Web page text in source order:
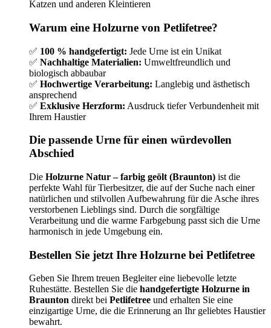
Katzen und anderen Kleintieren
Warum eine Holzurne von Petlifetree?
✅ 100 % handgefertigt: Jede Urne ist ein Unikat
✅ Nachhaltige Materialien: Umweltfreundlich und
biologisch abbaubar
✅ Hochwertige Verarbeitung: Langlebig und ästhetisch
ansprechend
✅ Exklusive Herzform: Ausdruck tiefer Verbundenheit mit
Ihrem Haustier
Die passende Urne für einen würdevollen
Abschied
Die Holzurne Natur – farbig geölt (Braunton) ist die
perfekte Wahl für Tierbesitzer, die auf der Suche nach einer
natürlichen und stilvollen Aufbewahrung für die Asche ihres
verstorbenen Lieblings sind. Durch die sorgfältige
Verarbeitung und die warme Farbgebung passt sich die Urne
harmonisch in jede Umgebung ein.
Bestellen Sie jetzt Ihre Holzurne bei Petlifetree
Geben Sie Ihrem treuen Begleiter eine liebevolle letzte
Ruhestätte. Bestellen Sie die handgefertigte Holzurne in
Braunton direkt bei Petlifetree und erhalten Sie eine
einzigartige Urne, die die Erinnerung an Ihr geliebtes Haustier
bewahrt.